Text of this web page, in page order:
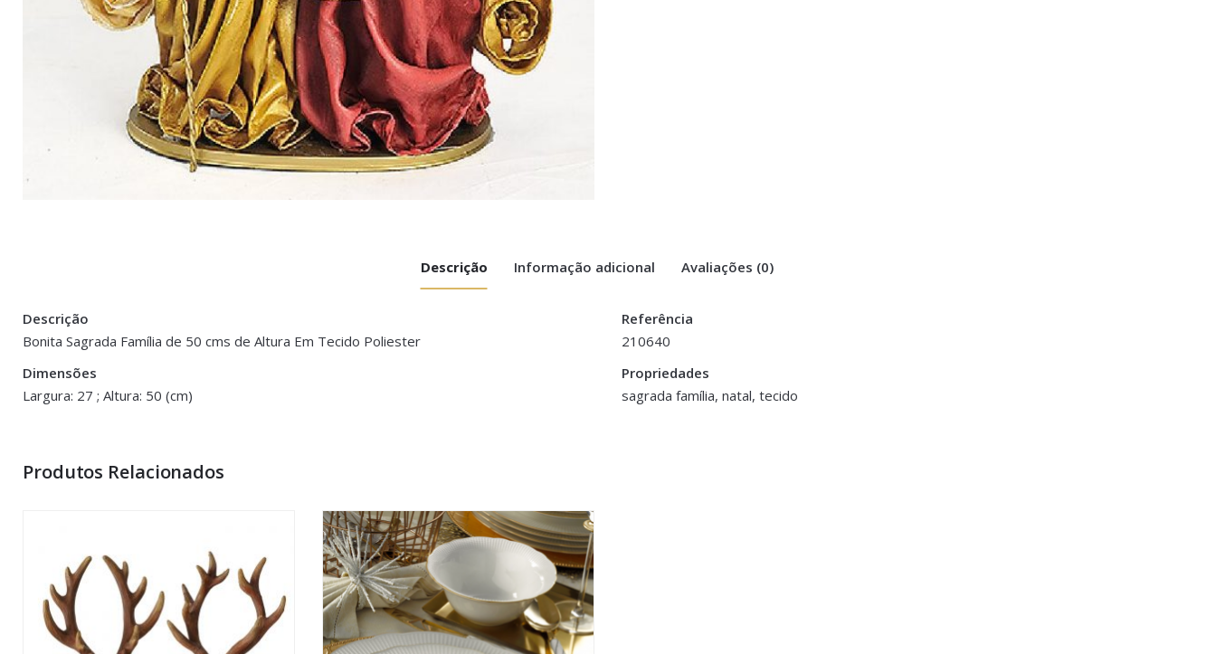
Descrição Informação adicional Avaliações (0)
Descrição
Bonita Sagrada Família de 50 cms de Altura Em Tecido Poliester
Dimensões
Largura: 27 ; Altura: 50 (cm)
Referência
210640
Propriedades
sagrada família, natal, tecido
1.5 kg
Dimensões
There are no reviews yet.
Be the first to review “Sagrada Família 50 Cms em Tecido”
You must be <a href="https://www.homeart.pt/minha-conta/">logged in</a> to post a review.
Produtos Relacionados